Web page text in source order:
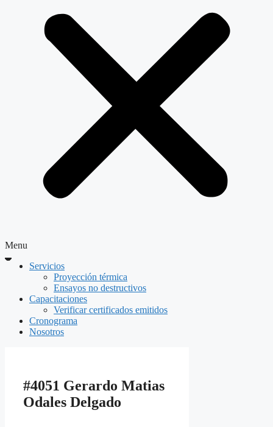
Menu
Servicios
Proyección térmica
Ensayos no destructivos
Capacitaciones
Verificar certificados emitidos
Cronograma
Nosotros
#4051 Gerardo Matias
Odales Delgado